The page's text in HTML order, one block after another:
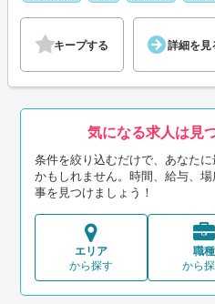
キープする 詳細を見
気になる求人は見
条件を絞り込むだけで、あなた
かもしれません。時間、給与、
事を見つけましょう！
エリア
から探す
職種
から